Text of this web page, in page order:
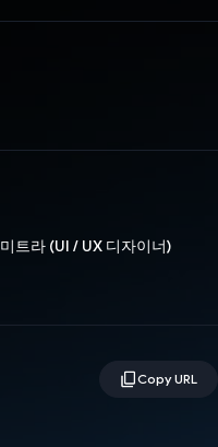
트라 (UI / UX 디자이너)